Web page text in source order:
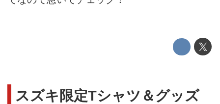
スズキ限定Tシャツ＆グッズ